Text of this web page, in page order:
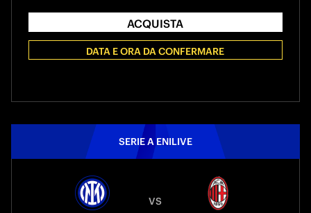
ACQUISTA
DATA E ORA DA CONFERMARE
SERIE A ENILIVE
VS